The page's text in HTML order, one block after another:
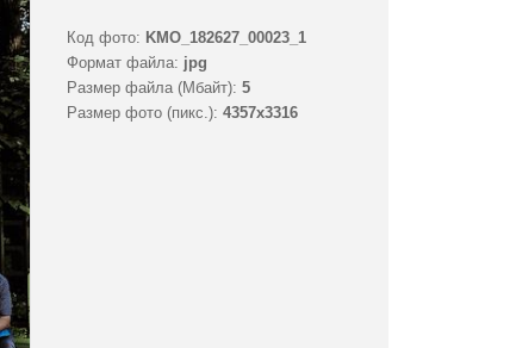
Код фото: KMO_182627_00023_1
Формат файла: jpg
Размер файла (Мбайт): 5
Размер фото (пикс.): 4357x3316